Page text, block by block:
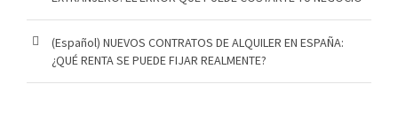
(Español) NUEVOS CONTRATOS DE ALQUILER EN ESPAÑA:
¿QUÉ RENTA SE PUEDE FIJAR REALMENTE?